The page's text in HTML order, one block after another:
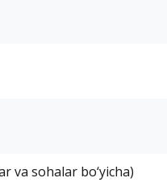
va sohalar bo‘yicha)